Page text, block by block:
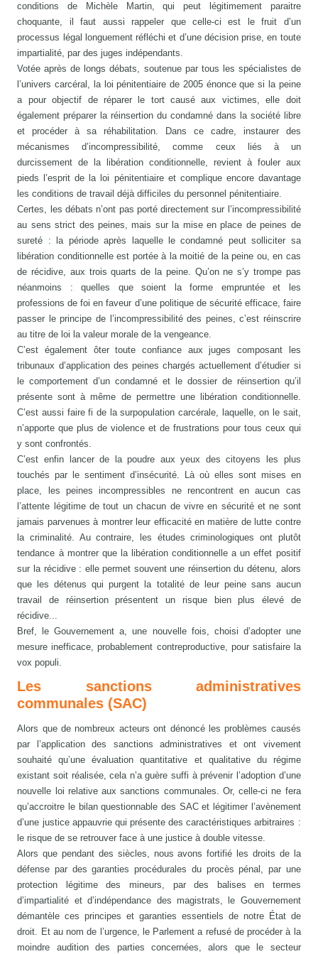
conditions de Michèle Martin, qui peut légitimement paraitre
choquante, il faut aussi rappeler que celle-ci est le fruit d’un
processus légal longuement réfléchi et d’une décision prise, en toute
impartialité, par des juges indépendants.
Votée après de longs débats, soutenue par tous les spécialistes de
l’univers carcéral, la loi pénitentiaire de 2005 énonce que si la peine
a pour objectif de réparer le tort causé aux victimes, elle doit
également préparer la réinsertion du condamné dans la société libre
et procéder à sa réhabilitation. Dans ce cadre, instaurer des
mécanismes d’incompressibilité, comme ceux liés à un
durcissement de la libération conditionnelle, revient à fouler aux
pieds l’esprit de la loi pénitentiaire et complique encore davantage
les conditions de travail déjà difficiles du personnel pénitentiaire.
Certes, les débats n’ont pas porté directement sur l’incompressibilité
au sens strict des peines, mais sur la mise en place de peines de
sureté : la période après laquelle le condamné peut solliciter sa
libération conditionnelle est portée à la moitié de la peine ou, en cas
de récidive, aux trois quarts de la peine. Qu’on ne s’y trompe pas
néanmoins : quelles que soient la forme empruntée et les
professions de foi en faveur d’une politique de sécurité efficace, faire
passer le principe de l’incompressibilité des peines, c’est réinscrire
au titre de loi la valeur morale de la vengeance.
C’est également ôter toute confiance aux juges composant les
tribunaux d’application des peines chargés actuellement d’étudier si
le comportement d’un condamné et le dossier de réinsertion qu’il
présente sont à même de permettre une libération conditionnelle.
C’est aussi faire fi de la surpopulation carcérale, laquelle, on le sait,
n’apporte que plus de violence et de frustrations pour tous ceux qui
y sont confrontés.
C’est enfin lancer de la poudre aux yeux des citoyens les plus
touchés par le sentiment d’insécurité. Là où elles sont mises en
place, les peines incompressibles ne rencontrent en aucun cas
l’attente légitime de tout un chacun de vivre en sécurité et ne sont
jamais parvenues à montrer leur efficacité en matière de lutte contre
la criminalité. Au contraire, les études criminologiques ont plutôt
tendance à montrer que la libération conditionnelle a un effet positif
sur la récidive : elle permet souvent une réinsertion du détenu, alors
que les détenus qui purgent la totalité de leur peine sans aucun
travail de réinsertion présentent un risque bien plus élevé de
récidive...
Bref, le Gouvernement a, une nouvelle fois, choisi d’adopter une
mesure inefficace, probablement contreproductive, pour satisfaire la
vox populi.
Les sanctions administratives
communales (SAC)
Alors que de nombreux acteurs ont dénoncé les problèmes causés
par l’application des sanctions administratives et ont vivement
souhaité qu’une évaluation quantitative et qualitative du régime
existant soit réalisée, cela n’a guère suffi à prévenir l’adoption d’une
nouvelle loi relative aux sanctions communales. Or, celle-ci ne fera
qu’accroitre le bilan questionnable des SAC et légitimer l’avènement
d’une justice appauvrie qui présente des caractéristiques arbitraires :
le risque de se retrouver face à une justice à double vitesse.
Alors que pendant des siècles, nous avons fortifié les droits de la
défense par des garanties procédurales du procès pénal, par une
protection légitime des mineurs, par des balises en termes
d’impartialité et d’indépendance des magistrats, le Gouvernement
démantèle ces principes et garanties essentiels de notre État de
droit. Et au nom de l’urgence, le Parlement a refusé de procéder à la
moindre audition des parties concernées, alors que le secteur